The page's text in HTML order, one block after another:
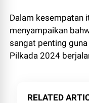
Dalam kesempatan
menyampaikan
sangat penting
Pilkada 2024
RELATED